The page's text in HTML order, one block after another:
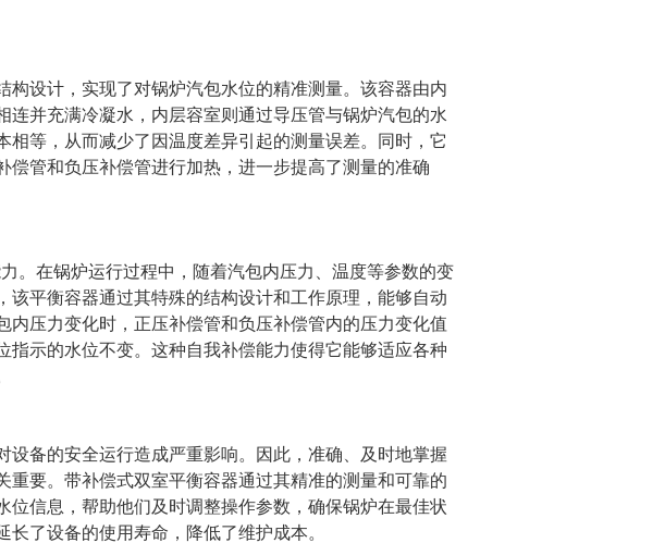
构设计，实现了对锅炉汽包水位的精准测量。该容器由内
并充满冷凝水，内层容室则通过导压管与锅炉汽包的水
等，从而减少了因温度差异引起的测量误差。同时，它
管和负压补偿管进行加热，进一步提高了测量的准确
在锅炉运行过程中，随着汽包内压力、温度等参数的变
平衡容器通过其特殊的结构设计和工作原理，能够自动
压力变化时，正压补偿管和负压补偿管内的压力变化值
示的水位不变。这种自我补偿能力使得它能够适应各种
备的安全运行造成严重影响。因此，准确、及时地掌握
要。带补偿式双室平衡容器通过其精准的测量和可靠的
位信息，帮助他们及时调整操作参数，确保锅炉在最佳状
了设备的使用寿命，降低了维护成本。